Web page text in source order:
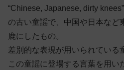
“Chinese, Japanese, dirty
の古い童謡で、中国や日本など
鹿にしたもの。
差別的な表現が用いられている
この童謡に登場する言葉を用い